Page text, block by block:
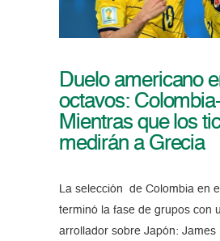
Duelo americano
octavos:
Mientras que los
medirán a Grecia
La selección de Colombia en
terminó la fase de grupos con
arrollador sobre Japón: James